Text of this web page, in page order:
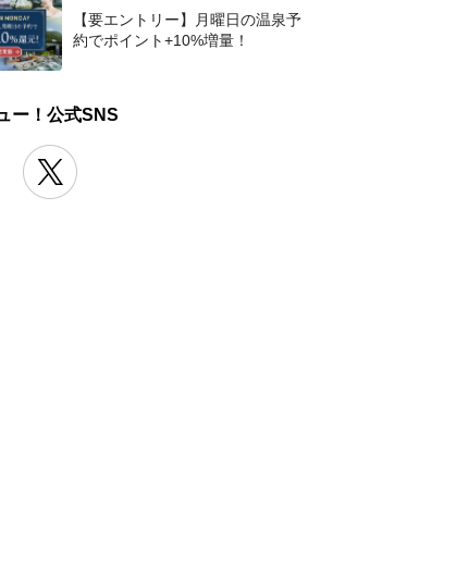
【要エントリー】月曜日の温泉予
約でポイント+10%増量！
ー！公式SNS